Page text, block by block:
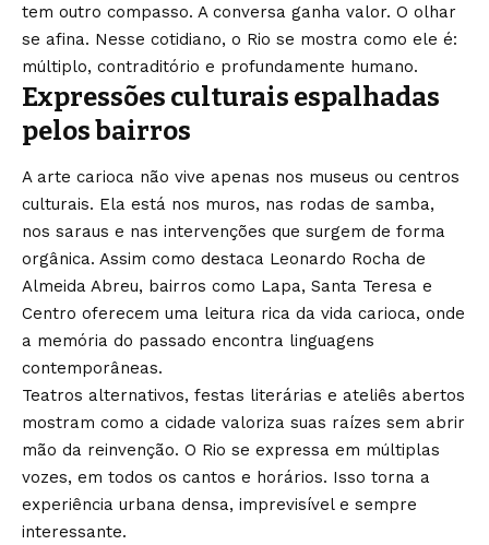
tem outro compasso. A conversa ganha valor. O olhar
se afina. Nesse cotidiano, o Rio se mostra como ele é:
múltiplo, contraditório e profundamente humano.
Expressões culturais espalhadas
pelos bairros
A arte carioca não vive apenas nos museus ou centros
culturais. Ela está nos muros, nas rodas de samba,
nos saraus e nas intervenções que surgem de forma
orgânica. Assim como destaca Leonardo Rocha de
Almeida Abreu, bairros como Lapa, Santa Teresa e
Centro oferecem uma leitura rica da vida carioca, onde
a memória do passado encontra linguagens
contemporâneas.
Teatros alternativos, festas literárias e ateliês abertos
mostram como a cidade valoriza suas raízes sem abrir
mão da reinvenção. O Rio se expressa em múltiplas
vozes, em todos os cantos e horários. Isso torna a
experiência urbana densa, imprevisível e sempre
interessante.